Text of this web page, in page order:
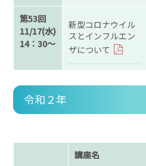
第53回
11/17(水)
14：30～
新型コロナウイル
スとインフルエン
ザについて
令和２年
講座名